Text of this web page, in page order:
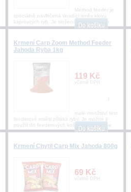
Method feeder je
speciálně navlhčená vnadící směs klovu
kaprovitých ryb. Je složena zširokého spe
Krmení Carp Zoom Method Feeder
Jahoda Ryba 1kg
119 Kč
včetně DPH
I
malé množství této
feederové směsi přiláká ryby. Je možné ji
použít do feederových košíků, method fee
Krmení Chytil Carp Mix Jahoda 800g
69 Kč
včetně DPH